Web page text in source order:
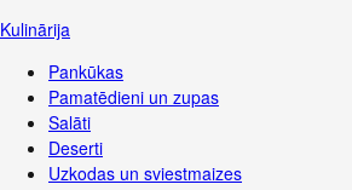
Kulinārija
Pankūkas
Pamatēdieni un zupas
Salāti
Deserti
Uzkodas un sviestmaizes